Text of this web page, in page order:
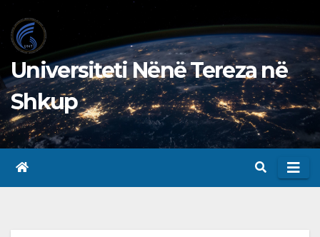
to
content
Universiteti Nënë Tereza në
Shkup